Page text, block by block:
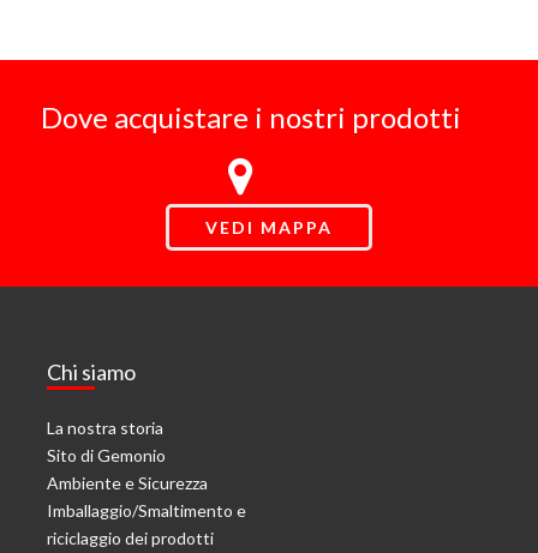
Dove acquistare i nostri prodotti
VEDI MAPPA
Chi siamo
La nostra storia
Sito di Gemonio
Ambiente e Sicurezza
Imballaggio/Smaltimento e
riciclaggio dei prodotti